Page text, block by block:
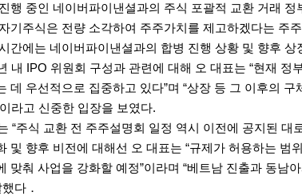
행 중인 네이버파이낸셜과의 주식 포괄적 교환 거래
기주식은 전량 소각하여 주주가치를 제고하겠다는 주
간에는 네이버파이낸셜과의 합병 진행 상황 및 향후
내 IPO 위원회 구성과 관련에 대해 오 대표는 “현재 정
데 우선적으로 집중하고 있다”며 “상장 등 그 이후의
라고 신중한 입장을 보였다.
“주식 교환 전 주주설명회 일정 역시 이전에 공지된 대
및 향후 비전에 대해선 오 대표는 “규제가 허용하는 범
맞춰 사업을 강화할 예정”이라며 “베트남 진출과 동남
다．